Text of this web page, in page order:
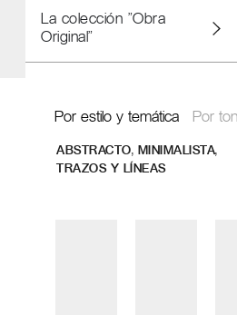
La colección "Obra
Original"
Por estilo y temática Por
ABSTRACTO, MINIMALISTA,
TRAZOS Y LÍNEAS